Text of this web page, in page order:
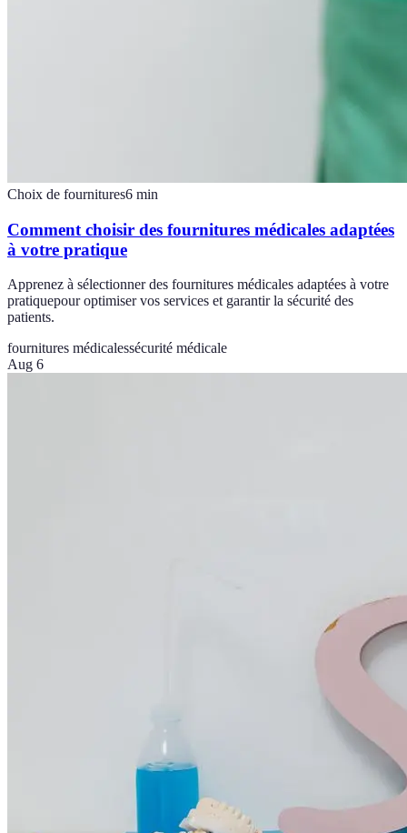
Choix de fournitures6 min
Comment choisir des fournitures médicales adaptées
à votre pratique
Apprenez à sélectionner des fournitures médicales adaptées à votre
pratiquepour optimiser vos services et garantir la sécurité des
patients.
fournitures médicalessécurité médicale
Aug 6